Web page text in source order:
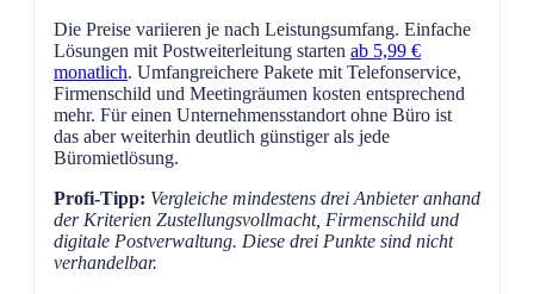
Die Preise variieren je nach Leistungsumfang. Einfache
Lösungen mit Postweiterleitung starten ab 5,99 €
monatlich. Umfangreichere Pakete mit Telefonservice,
Firmenschild und Meetingräumen kosten entsprechend
mehr. Für einen Unternehmensstandort ohne Büro ist
das aber weiterhin deutlich günstiger als jede
Büromietlösung.
Profi-Tipp: Vergleiche mindestens drei Anbieter anhand
der Kriterien Zustellungsvollmacht, Firmenschild und
digitale Postverwaltung. Diese drei Punkte sind nicht
verhandelbar.